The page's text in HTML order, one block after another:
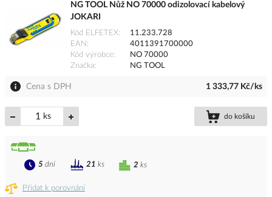
NG TOOL Nůž NO 70000 odizolovací kabelový
JOKARI
Kód ELFETEX
11.233.728
EAN
4011391700000
Kód výrobce
NO 70000
Značka
NG TOOL
Cena s DPH 1 333,77 Kč/ks
ks do košíku
Přidat k porovnání
2 ks
5 dní 21 ks